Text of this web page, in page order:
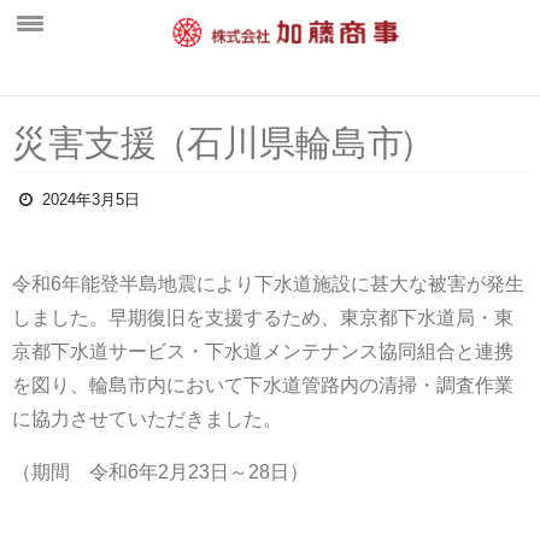
新着情報
会社概要
営業案内
一般廃棄物部門
水処理施設・維持管理部門
産業廃棄物部門
環境活動
災害支援（石川県輪島市）
2024年3月5日
令和6年能登半島地震により下水道施設に甚大な被害が発生
しました。早期復旧を支援するため、東京都下水道局・東
京都下水道サービス・下水道メンテナンス協同組合と連携
を図り、輪島市内において下水道管路内の清掃・調査作業
に協力させていただきました。
（期間 令和6年2月23日～28日）